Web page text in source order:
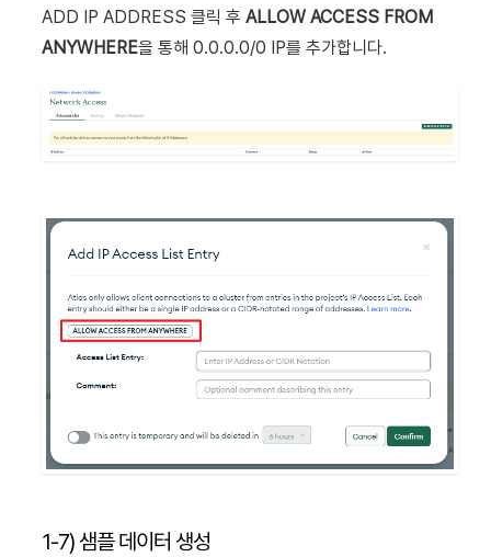
ADD IP ADDRESS 클릭 후 ALLOW ACCESS FROM
ANYWHERE을 통해 0.0.0.0/0 IP를 추가합니다.
1-7) 샘플 데이터 생성